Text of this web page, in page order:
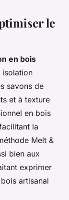
le
en bois
isolation
savons de
et à texture
en bois
la
Melt &
bien aux
exprimer
artisanal